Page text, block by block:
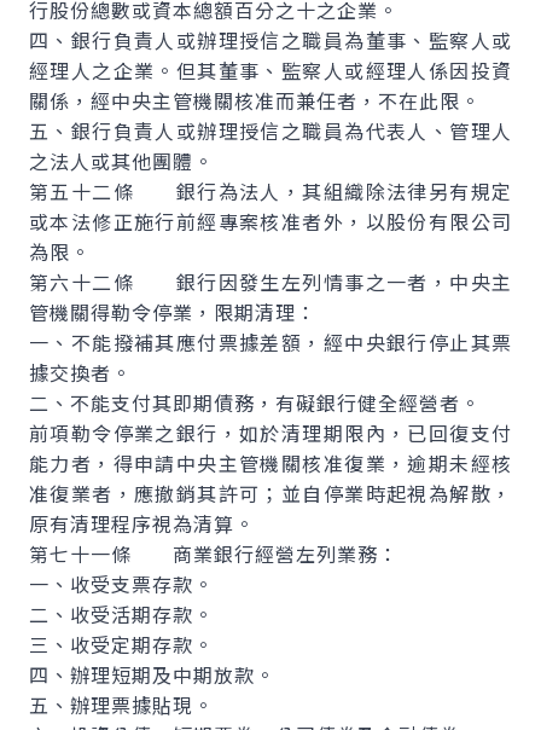
行股份總數或資本總額百分之十之企業。
四、銀行負責人或辦理授信之職員為董事、監察人或
經理人之企業。但其董事、監察人或經理人係因投資
關係，經中央主管機關核准而兼任者，不在此限。
五、銀行負責人或辦理授信之職員為代表人、管理人
之法人或其他團體。
第五十二條 銀行為法人，其組織除法律另有規定
或本法修正施行前經專案核准者外，以股份有限公司
為限。
第六十二條 銀行因發生左列情事之一者，中央主
管機關得勒令停業，限期清理：
一、不能撥補其應付票據差額，經中央銀行停止其票
據交換者。
二、不能支付其即期債務，有礙銀行健全經營者。
前項勒令停業之銀行，如於清理期限內，已回復支付
能力者，得申請中央主管機關核准復業，逾期未經核
准復業者，應撤銷其許可；並自停業時起視為解散，
原有清理程序視為清算。
第七十一條 商業銀行經營左列業務：
一、收受支票存款。
二、收受活期存款。
三、收受定期存款。
四、辦理短期及中期放款。
五、辦理票據貼現。